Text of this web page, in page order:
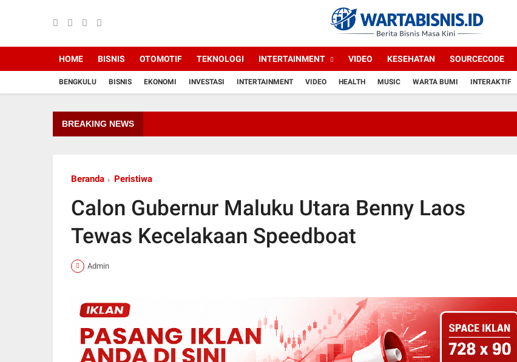
HOME BISNIS OTOMOTIF TEKNOLOGI INTERTAINMENT VIDEO KESEHATAN SOURCECODE
BENGKULU BISNIS EKONOMI INVESTASI INTERTAINMENT VIDEO HEALTH MUSIC WARTA BUMI INTERAKTIF
BREAKING NEWS
Beranda Peristiwa
Calon Gubernur Maluku Utara Benny Laos
Tewas Kecelakaan Speedboat
Admin